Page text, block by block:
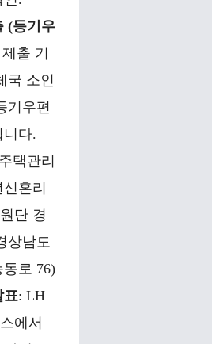
(등기우
출 기
국 소인
기우편
니다.
택관리
혼리
단 경
상남도
로 76)
표: LH
에서